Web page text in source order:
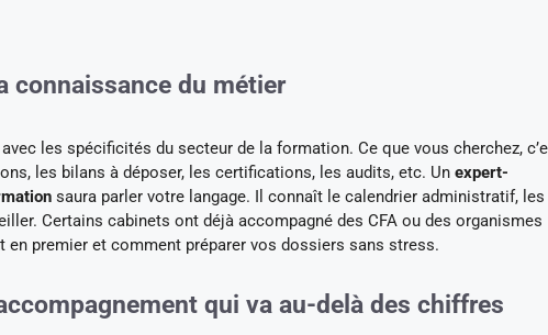
connaissance du métier
les spécificités du secteur de la formation. Ce que vous cherchez,
les bilans à déposer, les certifications, les audits, etc. Un expert-
saura parler votre langage. Il connaît le calendrier administratif, les
Certains cabinets ont déjà accompagné des CFA ou des organismes
premier et comment préparer vos dossiers sans stress.
qui va au-delà des chiffres